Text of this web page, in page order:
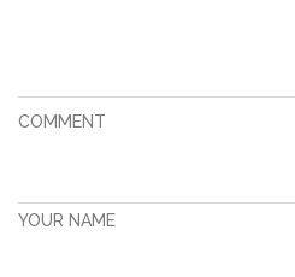
COMMENT
YOUR NAME